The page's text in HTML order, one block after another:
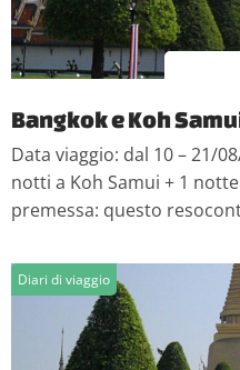
Bangkok e Koh
Data viaggio: dal 10 – 21/
notti a Koh Samui + 1
premessa: questo
Diari di viaggio